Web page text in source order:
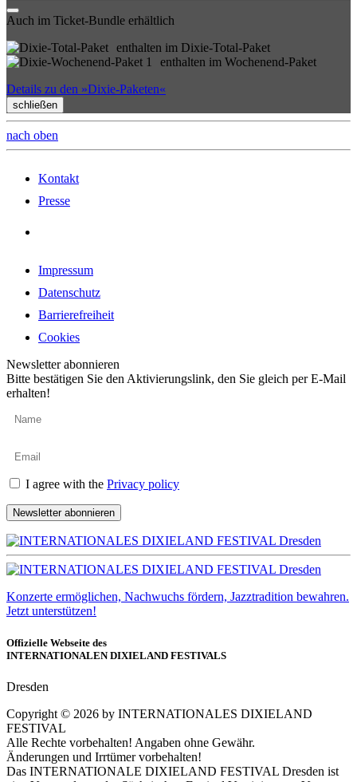
Auch im Ticket-Bundle erhältlich
enthalten im Dixie-Total-Paket
enthalten im Wochenend-Paket
Details zu den »Dixie-Paketen«
schließen
nach oben
Kontakt
Presse
Impressum
Datenschutz
Barrierefreiheit
Cookies
Newsletter abonnieren
Bitte bestätigen Sie den Aktivierungslink, den Sie gleich per E-Mail
erhalten!
I agree with the Privacy policy
Newsletter abonnieren
Konzerte ermöglichen, Nachwuchs fördern, Jazztradition bewahren.
Jetzt unterstützen!
Offizielle Webseite des
INTERNATIONALEN DIXIELAND FESTIVALS
Dresden
Copyright © 2026 by INTERNATIONALES DIXIELAND
FESTIVAL
Alle Rechte vorbehalten! Angaben ohne Gewähr.
Änderungen und Irrtümer vorbehalten!
Das INTERNATIONALE DIXIELAND FESTIVAL Dresden ist